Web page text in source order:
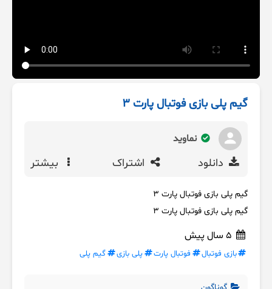
گیم پلی بازی فوتبال پارت 3
نماوید
دانلود اشتراک بیشتر
گیم پلی بازی فوتبال پارت 3
گیم پلی بازی فوتبال پارت 3
بازی فوتبال فوتبال پارت پلی بازی گیم پلی